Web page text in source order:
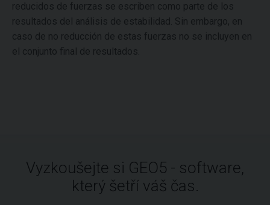
reducidos de fuerzas se escriben como parte de los
resultados del análisis de estabilidad. Sin embargo, en
caso de no reducción de estas fuerzas no se incluyen en
el conjunto final de resultados.
Vyzkoušejte si GEO5 - software,
který šetří váš čas.